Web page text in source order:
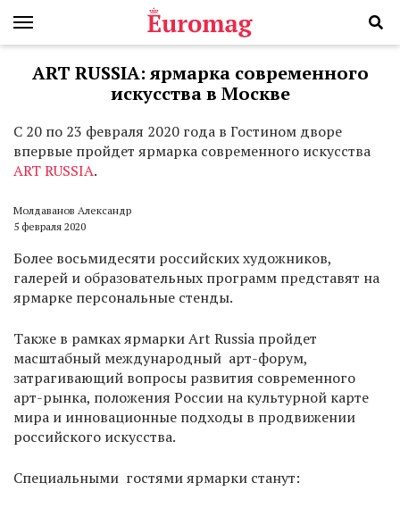
ART RUSSIA: ярмарка современного
искусства в Москве
С 20 по 23 февраля 2020 года в Гостином дворе
впервые пройдет ярмарка современного искусства
ART RUSSIA.
Молдаванов Александр
5 февраля 2020
Более восьмидесяти российских художников,
галерей и образовательных программ представят на
ярмарке персональные стенды.
Также в рамках ярмарки Art Russia пройдет
масштабный международный арт-форум,
затрагивающий вопросы развития современного
арт-рынка, положения России на культурной карте
мира и инновационные подходы в продвижении
российского искусства.
Специальными гостями ярмарки станут: